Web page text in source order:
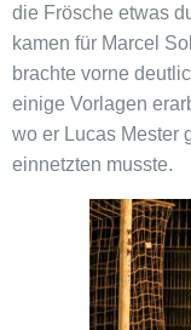
die Frösche etwas
kamen für Marcel
brachte vorne
einige Vorlagen
wo er Lucas Mester
einnetzten musste.